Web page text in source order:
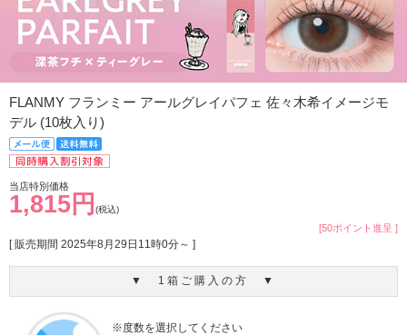
FLANMY フランミー アールグレイパフェ 佐々木希イメージモ
デル (10枚入り)
当店特別価格
1,815円 (税込)
[50ポイント進呈 ]
[ 販売期間 2025年8月29日11時0分～ ]
▼ 1箱ご購入の方 ▼
※度数を選択してください